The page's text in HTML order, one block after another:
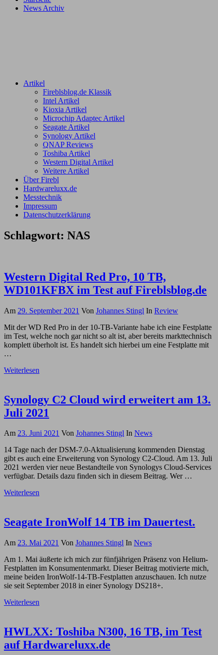
News Archiv
Artikel
Fireblsblog.de Klassik
Intel Artikel
Kioxia Artikel
Microchip Adaptec Artikel
Seagate Artikel
Synology Artikel
QNAP Reviews
Toshiba Artikel
Western Digital Artikel
Weitere Artikel
Über Firebl
Hardwareluxx.de
Messtechnik
Impressum
Datenschutzerklärung
Schlagwort: NAS
Western Digital Red Pro, 10 TB,
WD101KFBX im Test auf Fireblsblog.de
Am 29. September 2021 Von Johannes Stingl In Review
Mit der WD Red Pro in der 10-TB-Variante habe ich eine Festplatte
im Test, welche noch gar nicht so alt ist, aber bereits markttechnisch
komplett überholt ist. Es handelt sich hierbei um eine Festplatte mit
…
Weiterlesen
Synology C2 Cloud wird erweitert am 13.
Juli 2021
Am 23. Juni 2021 Von Johannes Stingl In News
14 Tage nach der DSM-7.0-Aktualisierung kommenden Dienstag
gibt es auch eine Erweiterung von Synology C2-Cloud. Am 13. Juli
2021 werden vier neue Bestandteile von Synologys Cloud-Services
verfügbar. Details dazu finden sich in diesem Beitrag. Wer …
Weiterlesen
Seagate IronWolf 14 TB im Dauertest.
Am 23. Mai 2021 Von Johannes Stingl In News
Am 1. Mai äußerte ich mich zur fünfjährigen Präsenz von Helium-
Festplatten im Konsumentenmarkt. Dieser Beitrag motivierte mich,
meine beiden IronWolf-14-TB-Festplatten anzuschauen. Ich nutze
sie seit September 2018 in einer Synology DS218+.
Weiterlesen
HWLXX: Toshiba N300, 16 TB, im Test
auf Hardwareluxx.de